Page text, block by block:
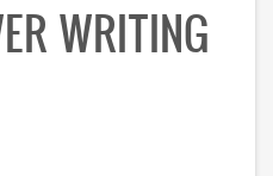
WRITING